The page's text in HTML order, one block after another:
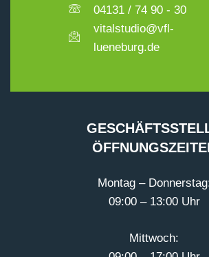
04131 / 74 90 - 30
vitalstudio@vfl-
lueneburg.de
Montag –
09:00 – 13:00 Uhr
Mittwoch: